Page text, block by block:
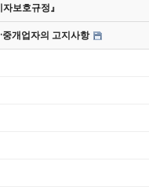
보호규정』
개업자의 고지사항